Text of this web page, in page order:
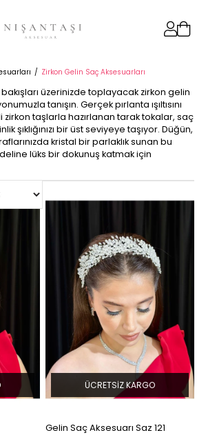
Zirkon Gelin Saç Aksesuarları
üzerinizde toplayacak zirkon gelin
tanışın. Gerçek pırlanta ışıltısını
taşlarla hazırlanan tarak tokalar, saç
şıklığınızı bir üst seviyeye taşıyor. Düğün,
kristal bir parlaklık sunan bu
lüks bir dokunuş katmak için
Gelin Saç Aksesuarı Saz 121
ÜCRETSIZ KARGO